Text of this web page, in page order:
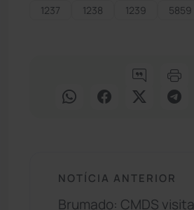
1237 1238 1239 5859
NOTÍCIA ANTERIOR
Brumado: CMDS visita